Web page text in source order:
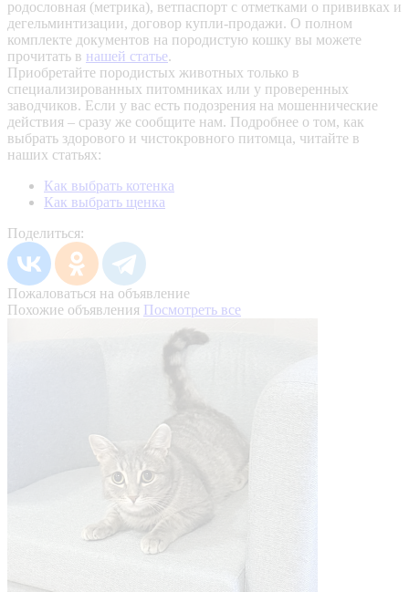
родословная (метрика), ветпаспорт с отметками о прививках и
дегельминтизации, договор купли-продажи. О полном
комплекте документов на породистую кошку вы можете
прочитать в нашей статье.
Приобретайте породистых животных только в
специализированных питомниках или у проверенных
заводчиков. Если у вас есть подозрения на мошеннические
действия – сразу же сообщите нам. Подробнее о том, как
выбрать здорового и чистокровного питомца, читайте в
наших статьях:
Как выбрать котенка
Как выбрать щенка
Поделиться:
Пожаловаться на объявление
Похожие объявления Посмотреть все